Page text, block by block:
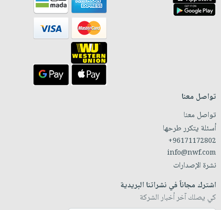
تواصل معنا
تواصل معنا
أسئلة يتكرر طرحها
+96171172802
info@nwf.com
نشرة الإصدارات
اشترك مجاناً في نشراتنا البريدية
كي يصلك آخر أخبار الشركة